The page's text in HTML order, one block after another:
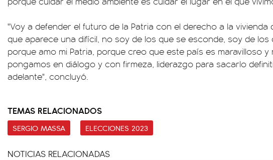
"Voy a defender el futuro de la Patria con el derecho a la vivienda
que aparece una difícil, no soy de los que se esconde, soy de los
porque amo mi Patria, porque creo que este país es maravilloso y
pongamos en diálogo y con firmeza, liderazgo para sacarlo
adelante", concluyó.
TEMAS RELACIONADOS
SERGIO MASSA ELECCIONES 2023
NOTICIAS RELACIONADAS